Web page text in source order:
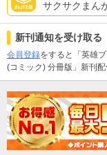
サクサクまん
新刊通知を受け取る
会員登録をすると「英雄
(コミック) 分冊版」新刊